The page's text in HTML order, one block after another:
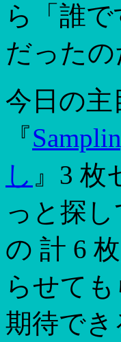
ら「誰
だった
今日の
『
し 』3 枚
っと探
の 計 6
らせて
期待でき